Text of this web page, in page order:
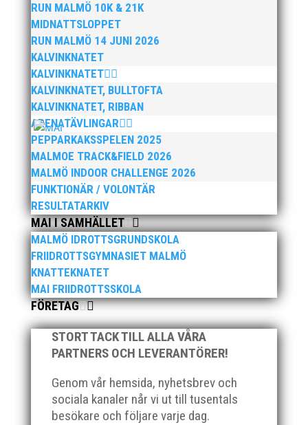
RUN MALMÖ 10K & 21K
MIDNATTSLOPPET
RUN MALMÖ 14 JUNI 2026
KALVINKNATET
KALVINKNATET
KALVINKNATET, BULLTOFTA
KALVINKNATET, RIBBAN
ARENATÄVLINGAR
PEPPARKAKSSPELEN 2025
MALMOE TRACK&FIELD 2026
MALMÖ INDOOR CHALLENGE 2026
FUNKTIONÄR / VOLONTÄR
RESULTATARKIV
MAI I SAMHÄLLET
MALMÖ IDROTTSGRUNDSKOLA
FRIIDROTTSGYMNASIET MALMÖ
KNATTEKNATET
MAI FRIIDROTTSSKOLA
FÖRETAG
STORT TACK TILL ALLA VÅRA
PARTNERS OCH LEVERANTÖRER!
Genom vår hemsida, nyhetsbrev och
sociala kanaler når vi ut till tusentals
besökare och följare varje dag.